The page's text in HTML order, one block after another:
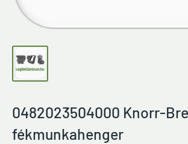
0482023504000 Knorr-
fékmunkahenger